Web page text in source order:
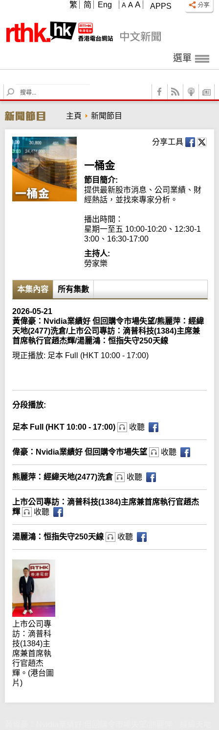
APPS
A A A
繁 简 Eng
選單
S
e
r
c
h
主頁 新聞節目
分享工具
一桶金
節目簡介:
提供最新股市消息、公司業績、財
經熱話，並找來專家分析。
播出時間：
星期一至五 10:00-10:20、12:30-1
3:00、16:30-17:00
主持人:
勞家樂
本集內容 所有集數
2026-05-21
黃偉豪：Nvidia業績好 但回購令市場失望/熊麗萍：經緯
天地(2477)洗倉/上市公司專訪：滴普科技(1384)主席兼
首席執行官趙杰輝/湯麗鴻：恒指失守250天線
現正播放: 足本 Full (HKT 10:00 - 17:00)
分段播放:
足本 Full (HKT 10:00 - 17:00) 收聽
偉豪：Nvidia業績好 但回購令市場失望 收聽
熊麗萍：經緯天地(2477)洗倉 收聽
上市公司專訪：滴普科技(1384)主席兼首席執行官趙杰
輝
收聽
湯麗鴻：恒指失守250天線 收聽
上市公司專
訪：滴普科
技(1384)主
席兼首席執
行官趙杰
輝。(港台圖
片)